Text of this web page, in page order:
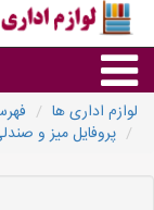
لوازم اداری ها
پروفایل میز و